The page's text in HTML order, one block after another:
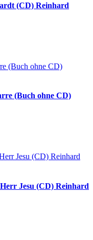
(CD) Reinhard
(Buch ohne CD)
Jesu (CD) Reinhard